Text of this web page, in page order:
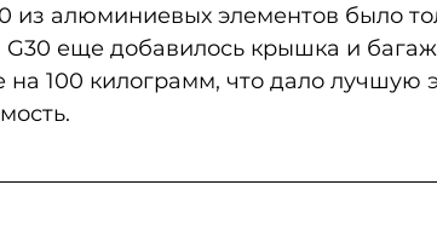
из алюминиевых элементов было
G30 еще добавилось крышка и
на 100 килограмм, что дало лучшую